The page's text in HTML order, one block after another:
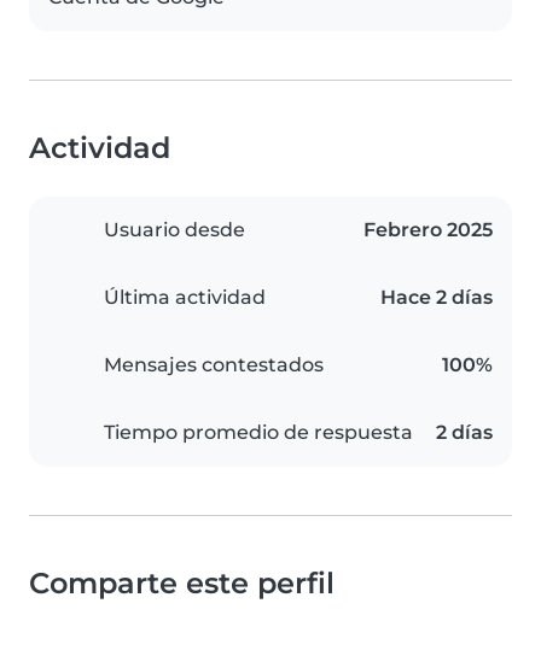
Actividad
Usuario desde Febrero 2025
Última actividad Hace 2 días
Mensajes contestados 100%
Tiempo promedio de respuesta 2 días
Comparte este perfil